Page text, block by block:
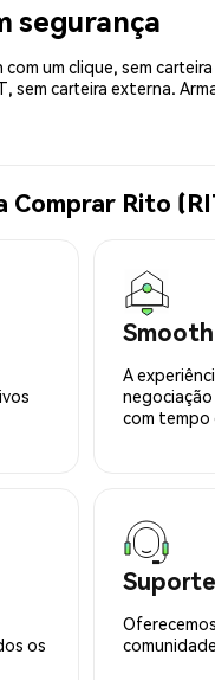
segurança
um clique, sem carteira
carteira externa.
Comprar Rito
A
com
os